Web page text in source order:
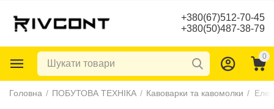
+380(67)512-70-45
+380(50)487-38-79
0
Головна / ПОБУТОВА ТЕХНІКА / Кавоварки та кавомолки /